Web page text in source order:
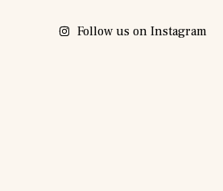
Follow us on Instagram